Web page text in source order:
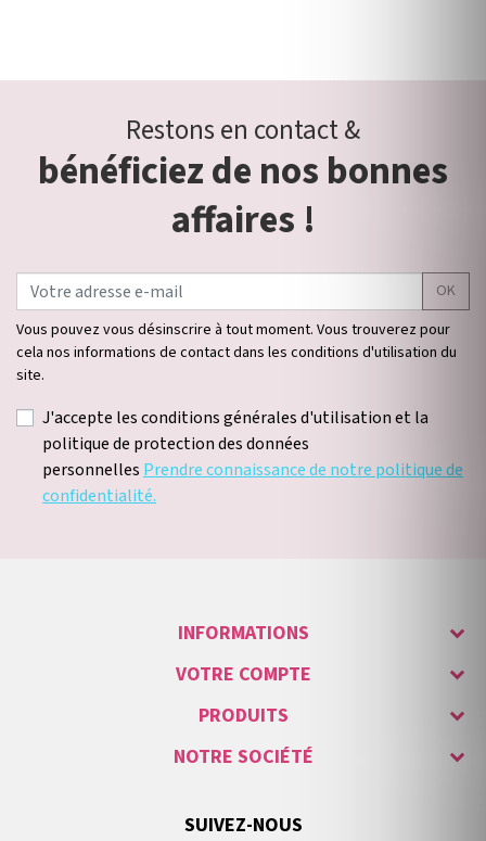
Restons en contact &
bénéficiez de nos bonnes
affaires !
OK
Vous pouvez vous désinscrire à tout moment. Vous trouverez pour
cela nos informations de contact dans les conditions d'utilisation du
site.
J'accepte les conditions générales d'utilisation et la
politique de protection des données
personnelles Prendre connaissance de notre politique de
confidentialité.
INFORMATIONS
VOTRE COMPTE
PRODUITS
NOTRE SOCIÉTÉ
SUIVEZ-NOUS